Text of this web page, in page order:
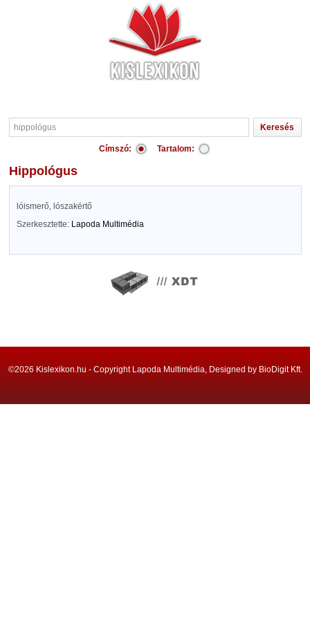
Címszó: Tartalom:
hippológus
lóismerő, lószakértő
Szerkesztette: Lapoda Multimédia
©2026 Kislexikon.hu - Copyright Lapoda Multimédia, Designed by BioDigit Kft.